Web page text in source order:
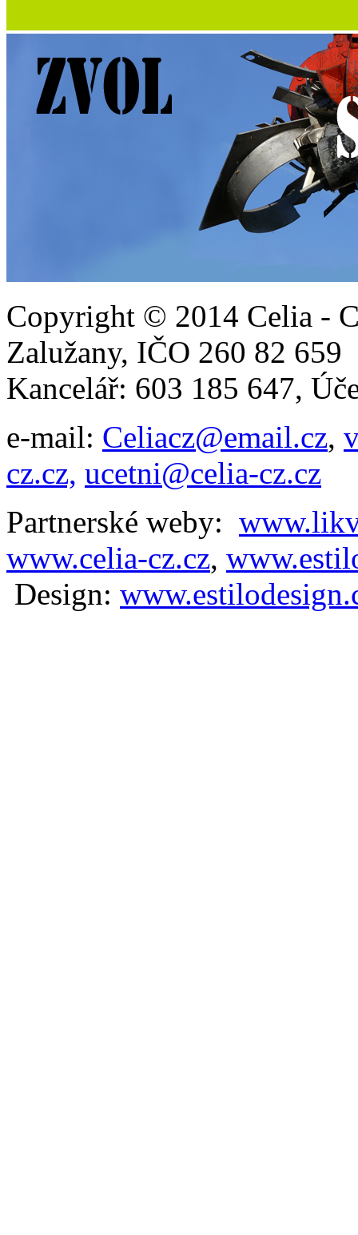
Copyright © 2014 Celia -
Zalužany, IČO 260 82
Kancelář: 603 185 647,
e-mail: Celiacz@email.cz,
cz.cz, ucetni@celia-cz.cz
Partnerské weby:
www.celia-cz.cz,
Design: